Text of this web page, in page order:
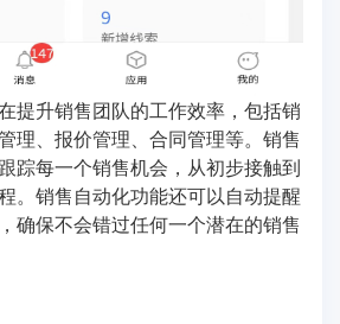
提升销售团队的工作效率，包括销
理、报价管理、合同管理等。销售
踪每一个销售机会，从初步接触到
。销售自动化功能还可以自动提醒
确保不会错过任何一个潜在的销售